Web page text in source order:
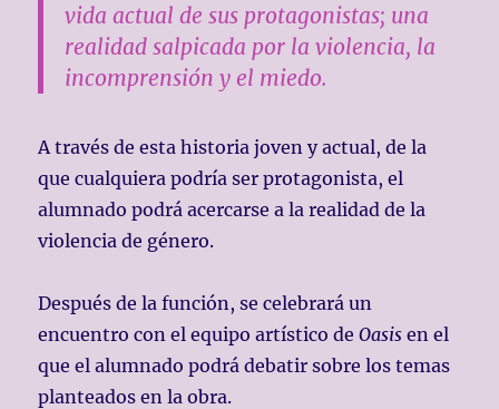
vida actual de sus protagonistas; una
realidad salpicada por la violencia, la
incomprensión y el miedo.
A través de esta historia joven y actual, de la
que cualquiera podría ser protagonista, el
alumnado podrá acercarse a la realidad de la
violencia de género.
Después de la función, se celebrará un
encuentro con el equipo artístico deOasis en el
que el alumnado podrá debatir sobre los temas
planteados en la obra.